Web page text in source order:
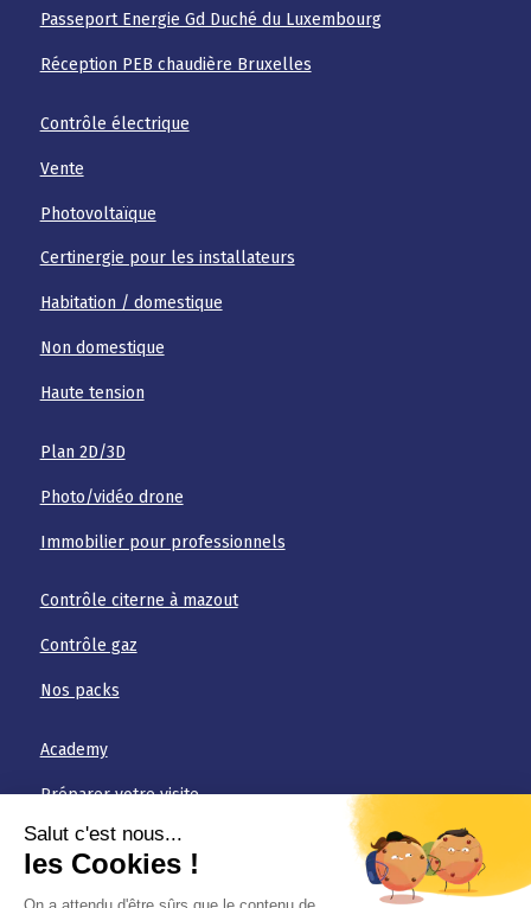
Passeport Energie Gd Duché du Luxembourg
Réception PEB chaudière Bruxelles
Contrôle électrique
Vente
Photovoltaïque
Certinergie pour les installateurs
Habitation / domestique
Non domestique
Haute tension
Plan 2D/3D
Photo/vidéo drone
Immobilier pour professionnels
Contrôle citerne à mazout
Contrôle gaz
Nos packs
Academy
Préparer votre visite
FAQ